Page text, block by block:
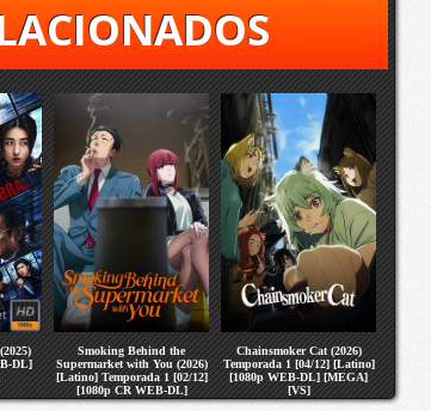
DL]
Smoking Behind the
Supermarket with You (2026)
[Latino] Temporada 1 [02/12]
[1080p CR WEB-DL]
[MEGA] [VS]
Chainsmoker Cat (2026)
Temporada 1 [04/12] [Latino]
[1080p WEB-DL] [MEGA]
[VS]